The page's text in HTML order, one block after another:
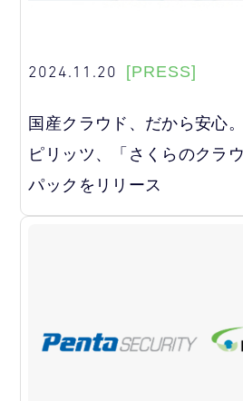
2024.11.20 [PRESS]
国産クラウド、だから安心
ピリッツ、「さくらのクラ
パックをリリース